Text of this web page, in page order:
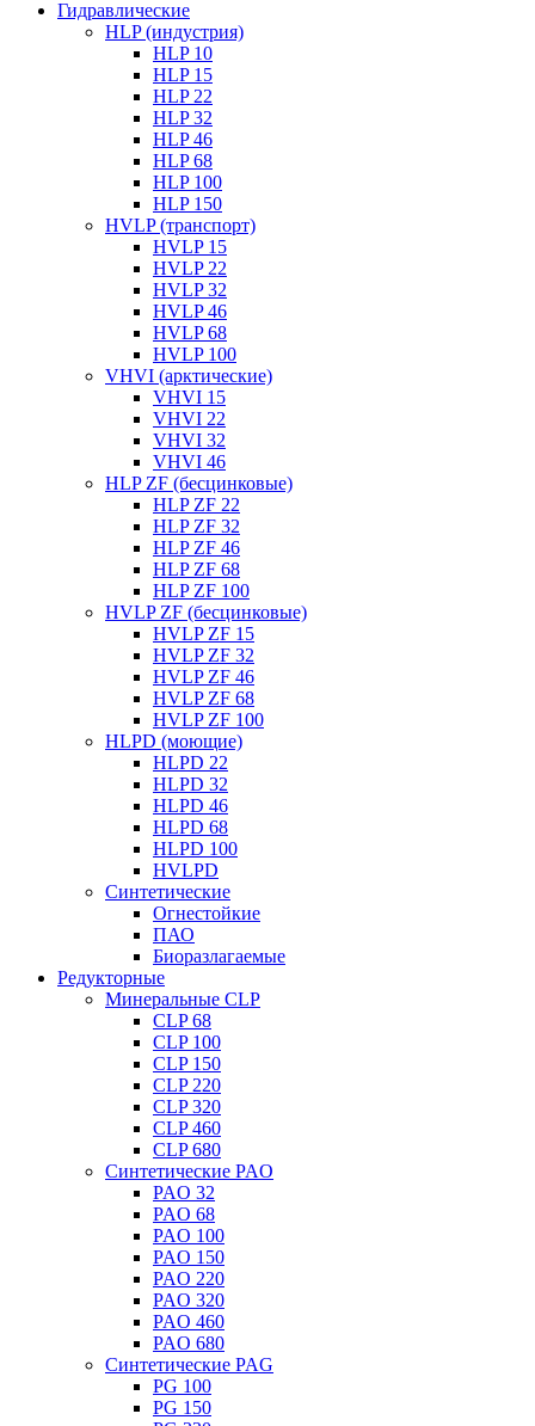
Гидравлические
HLP (индустрия)
HLP 10
HLP 15
HLP 22
HLP 32
HLP 46
HLP 68
HLP 100
HLP 150
HVLP (транспорт)
HVLP 15
HVLP 22
HVLP 32
HVLP 46
HVLP 68
HVLP 100
VHVI (арктические)
VHVI 15
VHVI 22
VHVI 32
VHVI 46
HLP ZF (бесцинковые)
HLP ZF 22
HLP ZF 32
HLP ZF 46
HLP ZF 68
HLP ZF 100
HVLP ZF (бесцинковые)
HVLP ZF 15
HVLP ZF 32
HVLP ZF 46
HVLP ZF 68
HVLP ZF 100
HLPD (моющие)
HLPD 22
HLPD 32
HLPD 46
HLPD 68
HLPD 100
HVLPD
Синтетические
Огнестойкие
ПАО
Биоразлагаемые
Редукторные
Минеральные CLP
CLP 68
CLP 100
CLP 150
CLP 220
CLP 320
CLP 460
CLP 680
Синтетические PAO
PAO 32
PAO 68
PAO 100
PAO 150
PAO 220
PAO 320
PAO 460
PAO 680
Синтетические PAG
PG 100
PG 150